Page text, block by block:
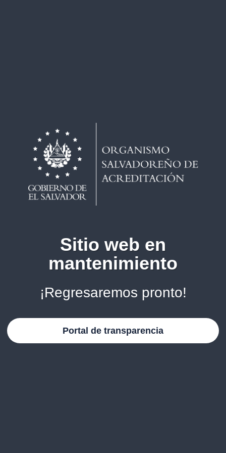
Sitio web en
mantenimiento
¡Regresaremos pronto!
Portal de transparencia